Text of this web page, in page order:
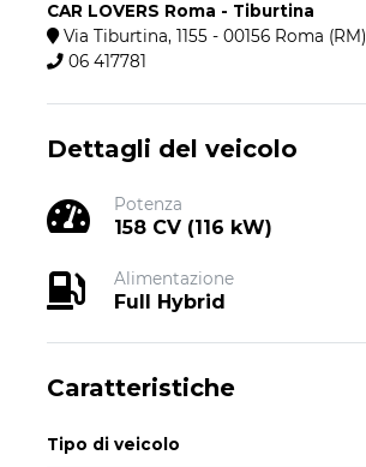
CAR LOVERS Roma - Tiburtina
Via Tiburtina, 1155 - 00156 Roma (RM)
06 417781
Dettagli del veicolo
Potenza
158 CV (116 kW)
Alimentazione
Full Hybrid
Caratteristiche
Tipo di veicolo